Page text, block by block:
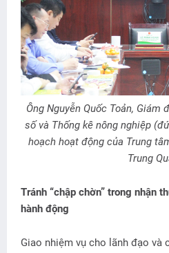
Ông Nguyễn Quốc Toản, Giám
số và Thống kê nông nghiệp
hoạch hoạt động của Trung
Trung
Tránh “chập chờn” trong nhận
hành động
Giao nhiệm vụ cho lãnh đạo và